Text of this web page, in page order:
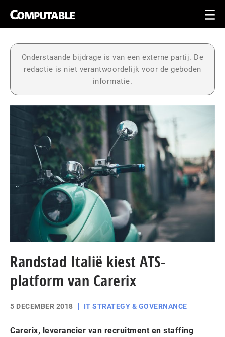
Onderstaande bijdrage is van een externe partij. De
redactie is niet verantwoordelijk voor de geboden
informatie.
Randstad Italië kiest ATS-
platform van Carerix
5 DECEMBER 2018 IT STRATEGY & GOVERNANCE
Carerix, leverancier van recruitment en staffing